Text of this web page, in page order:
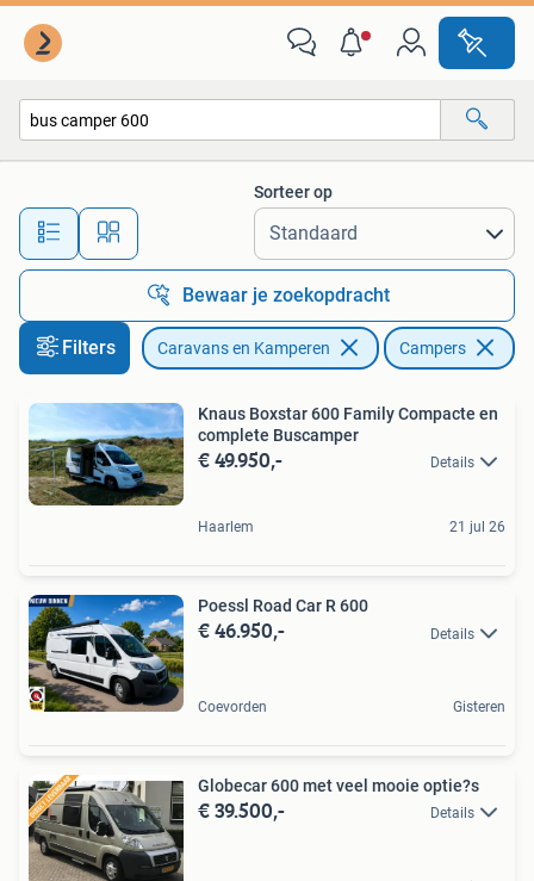
Alle afstanden…
Sorteer op
Bewaar je zoekopdracht
Filters Caravans en Kamperen Campers
Knaus Boxstar 600 Family Compacte en
complete Buscamper
€ 49.950,- Details
Haarlem 21 jul 26
Poessl Road Car R 600
€ 46.950,- Details
Coevorden Gisteren
Globecar 600 met veel mooie optie?s
€ 39.500,- Details